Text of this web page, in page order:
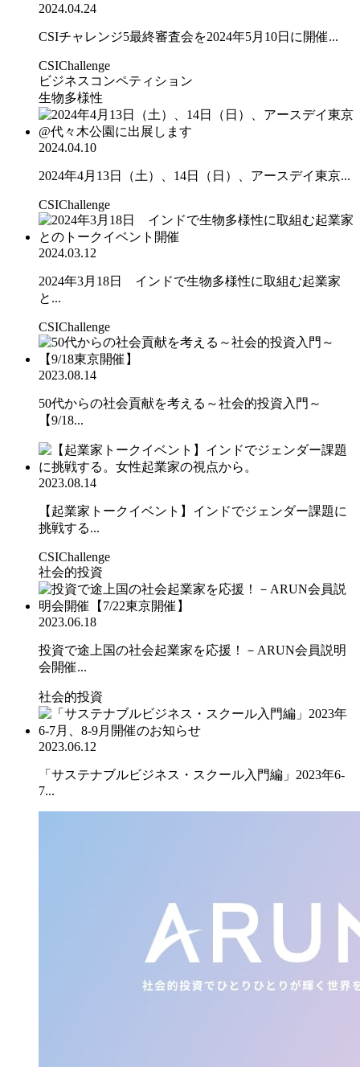
2024.04.24
CSIチャレンジ5最終審査会を2024年5月10日に開催...
CSIChallenge
ビジネスコンペティション
生物多様性
2024.04.10
2024年4月13日（土）、14日（日）、アースデイ東京...
CSIChallenge
2024.03.12
2024年3月18日 インドで生物多様性に取組む起業家
と...
CSIChallenge
2023.08.14
50代からの社会貢献を考える～社会的投資入門～
【9/18...
2023.08.14
【起業家トークイベント】インドでジェンダー課題に
挑戦する...
CSIChallenge
社会的投資
2023.06.18
投資で途上国の社会起業家を応援！－ARUN会員説明
会開催...
社会的投資
2023.06.12
「サステナブルビジネス・スクール入門編」2023年6-
7...